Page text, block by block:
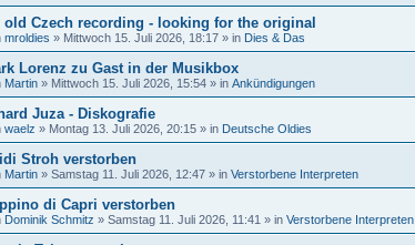
old Czech recording - looking for the original
mroldies » Mittwoch 15. Juli 2026, 18:17 » in Dies & Das
Lorenz zu Gast in der Musikbox
Martin » Mittwoch 15. Juli 2026, 15:54 » in Ankündigungen
Juza - Diskografie
waelz » Montag 13. Juli 2026, 20:15 » in Deutsche Oldies
Stroh verstorben
Martin » Samstag 11. Juli 2026, 12:47 » in Verstorbene Interpreten
di Capri verstorben
Dominik Schmitz » Samstag 11. Juli 2026, 11:41 » in Verstorbene Interpreten